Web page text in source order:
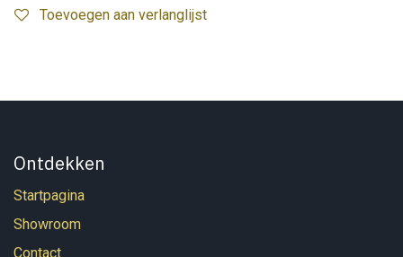
Toevoegen aan verlanglijst
Ontdekken
Startpagina
Showroom
Contact